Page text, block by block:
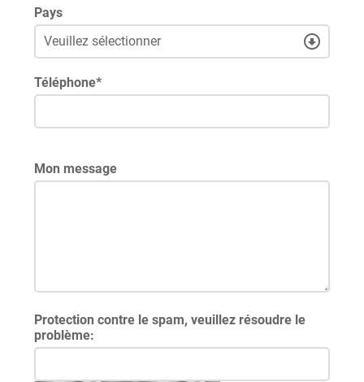
Pays
Téléphone*
Mon message
Protection contre le spam, veuillez résoudre le
problème: